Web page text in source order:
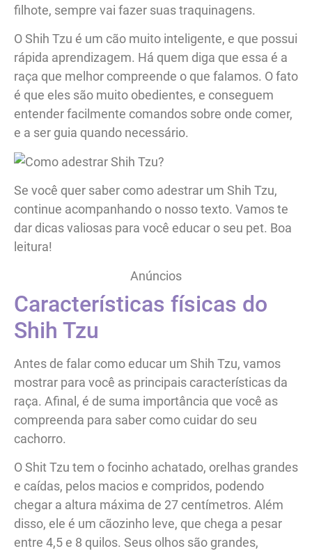
filhote, sempre vai fazer suas traquinagens.
O Shih Tzu é um cão muito inteligente, e que possui
rápida aprendizagem. Há quem diga que essa é a
raça que melhor compreende o que falamos. O fato
é que eles são muito obedientes, e conseguem
entender facilmente comandos sobre onde comer,
e a ser guia quando necessário.
Se você quer saber como adestrar um Shih Tzu,
continue acompanhando o nosso texto. Vamos te
dar dicas valiosas para você educar o seu pet. Boa
leitura!
Anúncios
Características físicas do
Shih Tzu
Antes de falar como educar um Shih Tzu, vamos
mostrar para você as principais características da
raça. Afinal, é de suma importância que você as
compreenda para saber como cuidar do seu
cachorro.
O Shit Tzu tem o focinho achatado, orelhas grandes
e caídas, pelos macios e compridos, podendo
chegar a altura máxima de 27 centímetros. Além
disso, ele é um cãozinho leve, que chega a pesar
entre 4,5 e 8 quilos. Seus olhos são grandes,